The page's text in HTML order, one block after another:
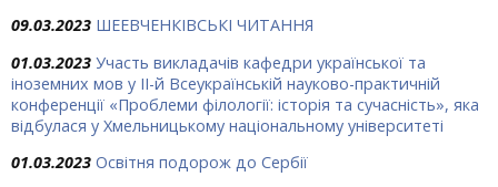
09.03.2023 ШЕЕВЧЕНКІВСЬКІ ЧИТАННЯ
01.03.2023 Участь викладачів кафедри української та
іноземних мов у ІІ-й Всеукраїнській науково-практичній
конференції «Проблеми філології: історія та сучасність», яка
відбулася у Хмельницькому національному університеті
01.03.2023 Освітня подорож до Сербії